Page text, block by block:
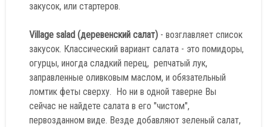
закусок, или стартеров.
Village salad (деревенский салат) - возглавляет список
закусок. Классический вариант салата - это помидоры,
огурцы, иногда сладкий перец, репчатый лук,
заправленные оливковым маслом, и обязательный
ломтик феты сверху. Но ни в одной таверне Вы
сейчас не найдете салата в его "чистом",
первозданном виде. Везде добавляют зеленый салат,